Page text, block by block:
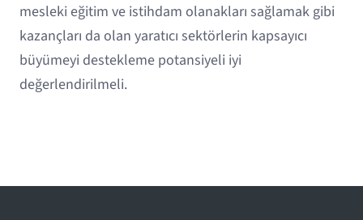
mesleki eğitim ve istihdam olanakları sağlamak gibi
kazançları da olan yaratıcı sektörlerin kapsayıcı
büyümeyi destekleme potansiyeli iyi
değerlendirilmeli.